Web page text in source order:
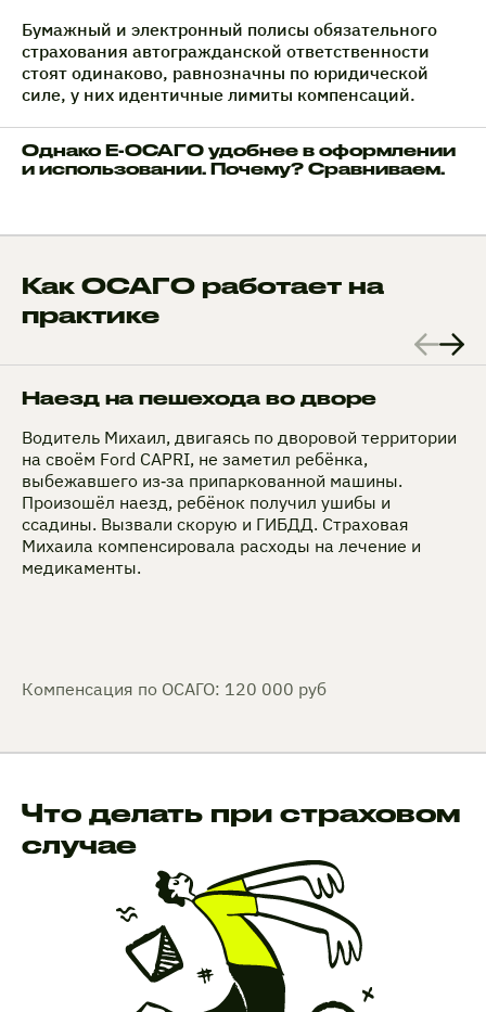
Бумажный и электронный полисы обязательного
страхования автогражданской ответственности
стоят одинаково, равнозначны по юридической
силе, у них идентичные лимиты компенсаций.
Однако Е-ОСАГО удобнее в оформлении
и использовании. Почему? Сравниваем.
Как ОСАГО работает на
практике
Наезд на пешехода во дворе
Водитель Михаил, двигаясь по дворовой территории
на своём Ford CAPRI, не заметил ребёнка,
выбежавшего из‑за припаркованной машины.
Произошёл наезд, ребёнок получил ушибы и
ссадины. Вызвали скорую и ГИБДД. Страховая
Михаила компенсировала расходы на лечение и
медикаменты.
Компенсация по ОСАГО: 120 000 руб
Что делать при страховом
случае